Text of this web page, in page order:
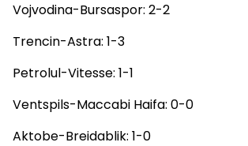
Vojvodina-Bursaspor: 2-2
Trencin-Astra: 1-3
Petrolul-Vitesse: 1-1
Ventspils-Maccabi Haifa: 0-0
Aktobe-Breidablik: 1-0